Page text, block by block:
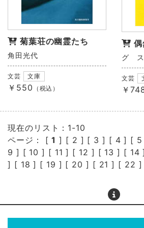
菊葉荘の幽霊たち
角田光代
文芸 文庫
￥550 （税込）
グ ス
文芸
￥
現在のリスト：1-10
ページ： [1 ] [ 2 ] [ 3 ] [ 4 ] [ 5
9 ] [ 10 ] [ 11 ] [ 12 ] [ 13 ] [ 14
] [ 18 ] [ 19 ] [ 20 ] [ 21 ] [ 22 ]